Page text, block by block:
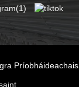
Príobháideachais